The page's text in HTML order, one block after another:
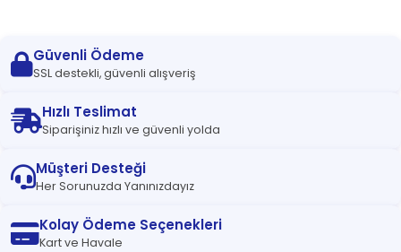
Güvenli Ödeme
SSL destekli, güvenli alışveriş
Hızlı Teslimat
Siparişiniz hızlı ve güvenli yolda
Müşteri Desteği
Her Sorunuzda Yanınızdayız
Kolay Ödeme Seçenekleri
Kart ve Havale